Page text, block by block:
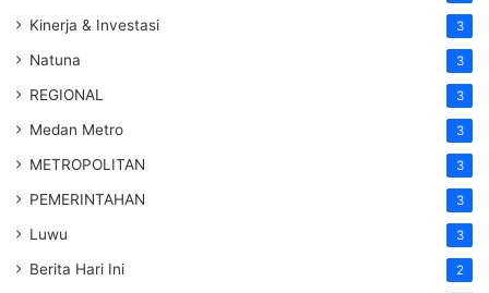
Kinerja & Investasi 3
Natuna 3
REGIONAL 3
Medan Metro 3
METROPOLITAN 3
PEMERINTAHAN 3
Luwu 3
Berita Hari Ini 2